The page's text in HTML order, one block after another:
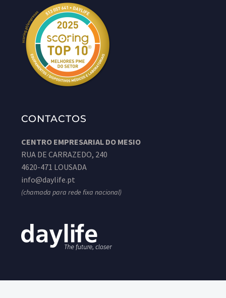
CONTACTOS
CENTRO EMPRESARIAL DO MESIO
RUA DE CARRAZEDO, 240
4620-471 LOUSADA
info@daylife.pt
(chamada para rede fixa nacional)